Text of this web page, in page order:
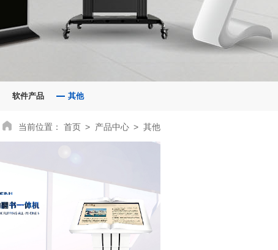
软件产品 其他
当前位置： 首页 产品中心 其他